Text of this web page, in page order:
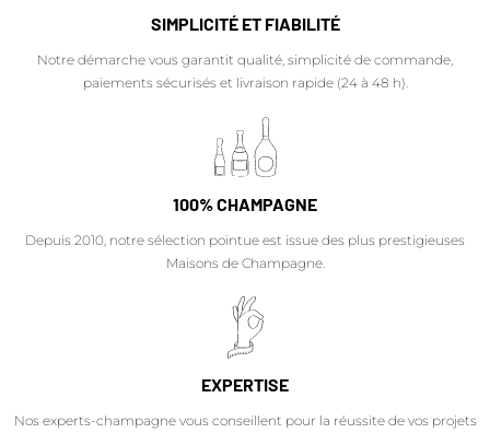
SIMPLICITÉ ET FIABILITÉ
Notre démarche vous garantit qualité, simplicité de commande,
paiements sécurisés et livraison rapide (24 à 48 h).
100% CHAMPAGNE
Depuis 2010, notre sélection pointue est issue des plus prestigieuses
Maisons de Champagne.
EXPERTISE
Nos experts-champagne vous conseillent pour la réussite de vos projets